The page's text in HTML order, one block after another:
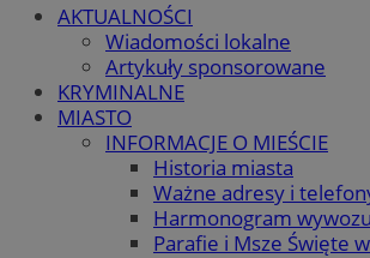
AKTUALNOŚCI
Wiadomości lokalne
Artykuły sponsorowane
KRYMINALNE
MIASTO
INFORMACJE O MIEŚCIE
Historia miasta
Ważne adresy i
Harmonogram
Parafie i Msze Święte
li_gc